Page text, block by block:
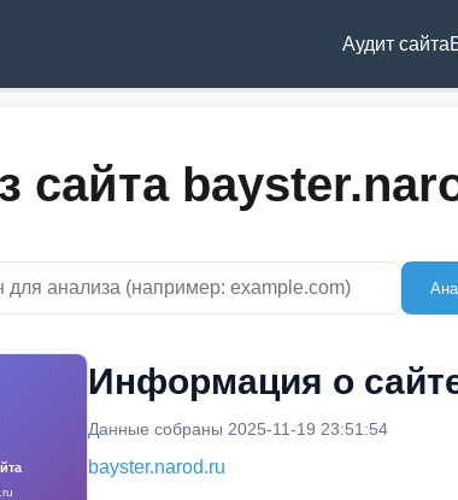
Аудит сайта
сайта
Информация о
Данные собраны 2025-11-19 23:51:54
bayster.narod.ru